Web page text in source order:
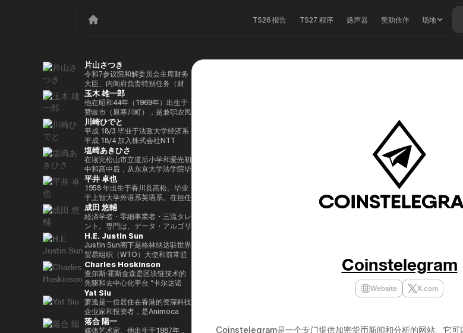
TS26 报告 TS27 程序 扬声器 赞助伙伴 场地
片山さつき
令和7参议院和解委员会主席财务
大臣、内阁府负责特别任务（财
政）税收特别措施和补贴审查的部
长（高志内阁）
玉木 雄一郎
他在昭和44年（1969年）出生于
赞岐市（原寒川町），是兼职农民
的长子，他于昭和63（1988）毕
业于高松高中，平成5年（1993
年）毕业于东京大学法学院，同年
加入财政部 ※1 平成9年（1997
年），在平成完成哈佛大学研究生
院（肯尼迪学院）Isei
17（2005），正在竞选第 44 届
众议院选举。在获得70,177张选
票但以浪人身份失败了4年之后，
他在第45届众议院选举中获得了
109,863张选票，在平成
24（2012）第46届众议院选举中
获得79,153张选票，赢得第二个
任期，在平成26（2014）第47届
众议院选举中获得78,797张选
票，并在平成28（2016）民主党
竞选第三个任期进步党代表选举。
他被任命为该党代理秘书长，在平
成29年（2017年）的第48届众议
院选举中获得82,345张选票，并
当选第四任期（由香川县第二区希
望党正式批准），并竞选希望党联
合代表选举。希望党代表（11
川崎ひでと
平成 18/3 毕业于法政大学经济系
平成 18/4 加入株式会社NTT
DOCOMO 平成 29/8 众议院议员
川崎二郎秘书 玲和 3/10 在第 49
届众议院大选中首次当选 玲和
6/10 在第50届众议院大选中连任
玲和 6/11 内务通信国会副大臣
（第二届石原内阁） Reiwa 7/10
数字部长议会副部长、内阁府议会
副部长（第一届高中内阁） 玲和
8/2 数字部长议会副部长、内阁府
议会副部长（第二届高中内阁）
塩崎あきひさ
在读完松山市立道后小学和爱光初
中和高中后，从东京大学法学院毕
业后，他是长岛/小野/常松律师事
务所的合伙人律师。2021年，他
在众议院大选（爱媛县第一区）中
首次当选。前国会卫生、劳工和福
利部副部长。在党内，在经历过副
秘书长的经历后，他成为国会对策
委员会副主席。情报战略部、科
学、技术和创新战略部以及
AI/Web3小组委员会的秘书负责
人。
平井 卓也
1958 年出生于香川县高松。毕业
于上智大学外语系英语系。在担任
电通株式会社、西日本广播公司等
公司的总裁兼代表董事后，他在
2000年的第42届众议院选举中首
次当选。从那时起，他已经连续
10次当选。他先后担任过自民党
经济、工业和总务部主席、政治事
务研究委员会副主席、内阁府（负
责信息技术）大臣、国土、基础设
施、运输和旅游、内阁常务委员会
主席等职务，并以自民党信息技术
战略和特别任务委员会主席的身份
领导自民党的信息技术政策。平成
30/10年第四届安倍改组内阁中任
命了信息技术大臣和负责特殊任务
成田 悠輔
経済学者・零細事業者・三流タレ
ント。専門は、データ・アルゴリ
ズム・ポエム・思想を組み合わせ
たビジネスと公共政策の想像とデ
ザイン。多分野の学術誌・学会に
研究を発表、多くの企業や自治体
と共同事業を行う。報道・討論・
お笑い・アート・ファッションな
ど多様な動画や雑誌の企画や出演
にも関わる。著書『22世紀の資
本主義：やがてお金は絶滅する』
『22世紀の民主主義：選挙はア
ルゴリズムになり、政治家はネコ
H.E. Justin Sun
Justin Sun阁下是格林纳达驻世界
贸易组织（WTO）大使和前常驻
代表，世界领先的区块链和
DAOTRON的创始人，以及全球
最大的加密货币交易所之一HTX的
顾问。 他也被称为阿里巴巴创始
人马云培育的人，成为 2025/4 年
全球数字资产行业最著名和最有影
响力的人物之一，登上了《福布
斯》杂志的封面。 此外，它在国
Charles Hoskinson
查尔斯·霍斯金森是区块链技术的
先驱和去中心化平台 “卡尔达诺
（卡尔达诺）” 的创始人。他最初
是以太坊的联合创始人之一，在数
学逻辑和密码学方面有着深厚的背
景。卡尔达诺的特点是在学术研究
和同行评审的基础上开发的，旨在
Yat Siu
萧逸是一位居住在香港的资深科技
企业家和投资者，是Animoca
Brands的联合创始人兼执行主
席。Animoca Brands是区块链和
落合 陽一
媒体艺术家。他出生于1987年，
Coinstelegram
Website X.com
Coinstelegram是一个专门提供加密货币新闻和分析的网站。它可